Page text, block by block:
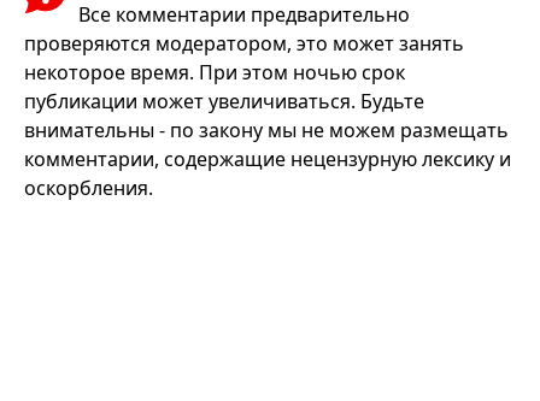
Все комментарии предварительно
проверяются модератором, это может занять
некоторое время. При этом ночью срок
публикации может увеличиваться. Будьте
внимательны - по закону мы не можем размещать
комментарии, содержащие нецензурную лексику и
оскорбления.